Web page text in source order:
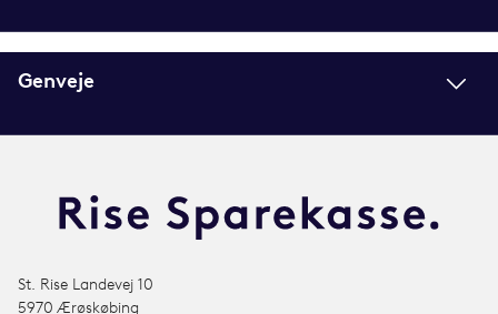
Genveje
St. Rise Landevej 10
5970 Ærøskøbing